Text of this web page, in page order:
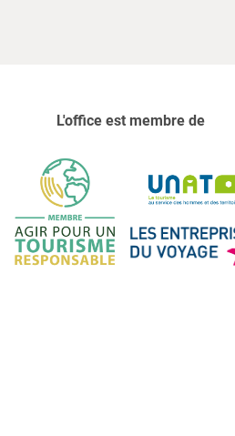
L'office est membre de